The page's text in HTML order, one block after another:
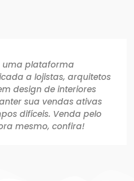
uma plataforma
a lojistas, arquitetos
design de interiores
sua vendas ativas
difíceis. Venda pelo
mesmo, confira!